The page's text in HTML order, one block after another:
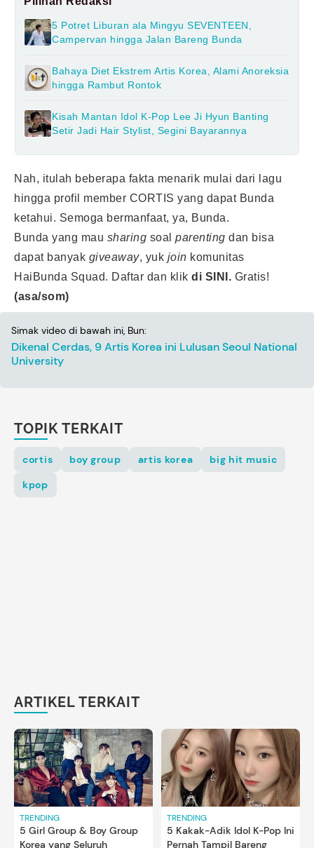
5 Potret Liburan ala Mingyu SEVENTEEN,
Campervan hingga Jalan Bareng Bunda
Bahaya Diet Ekstrem Artis Korea, Alami Anoreksia
hingga Rambut Rontok
Kisah Mantan Idol K-Pop Lee Ji Hyun Banting
Setir Jadi Hair Stylist, Segini Bayarannya
Nah, itulah beberapa fakta menarik mulai dari lagu
hingga profil member CORTIS yang dapat Bunda
ketahui. Semoga bermanfaat, ya, Bunda.
Bunda yang mau sharing soal parenting dan bisa
dapat banyak giveaway, yuk join komunitas
HaiBunda Squad. Daftar dan klik di SINI . Gratis!
(asa/som)
Simak video di bawah ini, Bun:
Dikenal Cerdas, 9 Artis Korea ini Lulusan Seoul National
University
TOPIK TERKAIT
cortis boy group artis korea
big hit music
kpop
ARTIKEL TERKAIT
TRENDING
5 Girl Group & Boy Group
Korea yang Seluruh
TRENDING
5 Kakak-Adik Idol K-Pop Ini
Pernah Tampil Bareng